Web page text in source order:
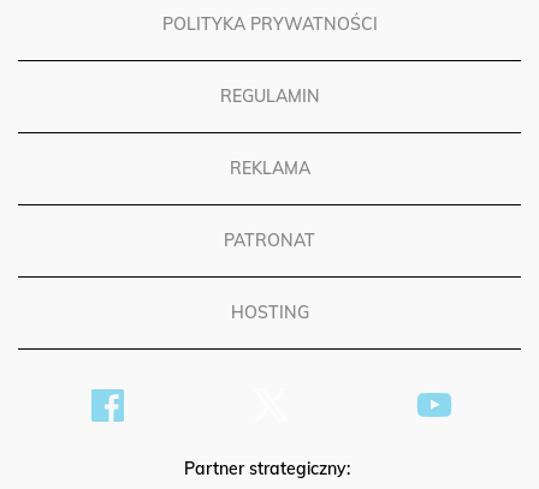
POLITYKA PRYWATNOŚCI
REGULAMIN
REKLAMA
PATRONAT
HOSTING
Partner strategiczny: